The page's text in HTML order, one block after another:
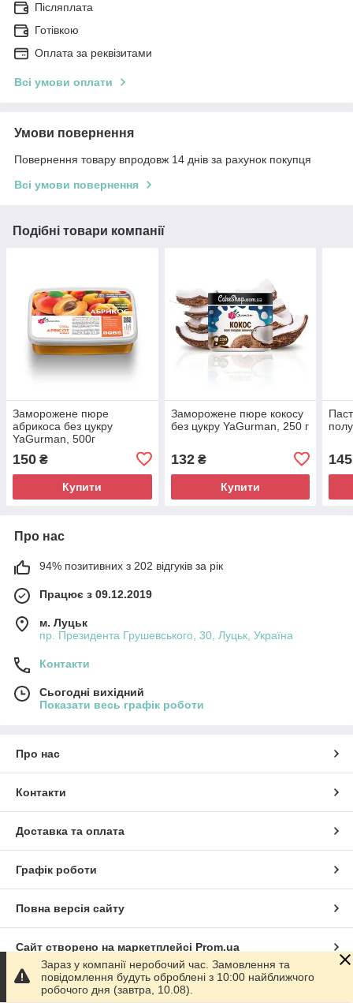
Післяплата
Готівкою
Оплата за реквізитами
Всі умови оплати
Умови повернення
Повернення товару впродовж 14 днів за рахунок покупця
Всі умови повернення
Подібні товари компанії
Заморожене пюре
абрикоса без цукру
YaGurman, 500г
150 ₴
Купити
Заморожене пюре кокосу
без цукру YaGurman, 250 г
132₴
Купити
145
Про нас
94% позитивних з 202 відгуків за рік
Працює з 09.12.2019
м. Луцьк
пр. Президента Грушевського, 30, Луцьк, Україна
Контакти
Сьогодні вихідний
Показати весь графік роботи
Про нас
Контакти
Доставка та оплата
Графік роботи
Повна версія сайту
Сайт створено на маркетплейсі Prom.ua
Політика конфіденційності
Зараз у компанії неробочий час. Замовлення та
повідомлення будуть оброблені з 10:00 найближчого
робочого дня (завтра, 10.08).